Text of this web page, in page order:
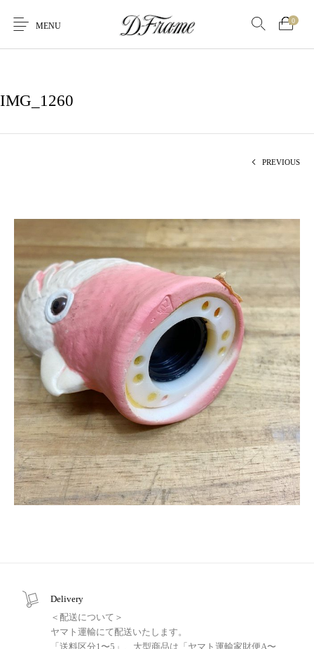
MENU
0
IMG_1260
PREVIOUS
Delivery
＜配送について＞
ヤマト運輸にて配送いたします。
「送料区分1〜5」、大型商品は「ヤマト運輸家財便A〜